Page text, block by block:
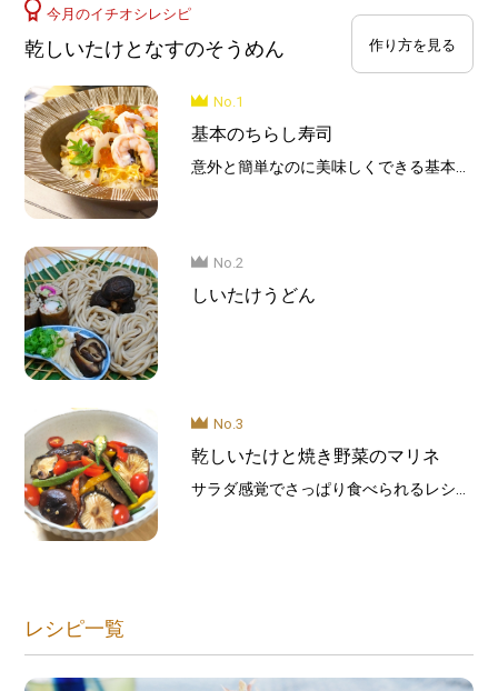
今月のイチオシレシピ
乾しいたけとなすのそうめん 作り方を見る
No.1
基本のちらし寿司
意外と簡単なのに美味しくできる基本の
日のメニューにおすすめです！
No.2
しいたけうどん
No.3
乾しいたけと焼き野菜のマリネ
サラダ感覚でさっぱり食べられるレシピ
レシピ一覧